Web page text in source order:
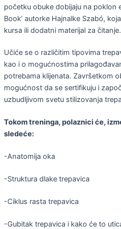
početku obuke dobijaju na poklon
Book’ autorke Hajnalke Szabó,
kursa ili dodatni materijal za čitanje.
Učiće se o različitim tipovima
kao i o mogućnostima
potrebama klijenata. Završetkom
mogućnost da se sertifikuju i
uzbudljivom svetu stilizovanja
Tokom treninga, polaznici će,
sledeće:
-Anatomija oka
-Struktura dlake trepavica
-Ciklus rasta trepavica
-Gubitak trepavica i kako će to